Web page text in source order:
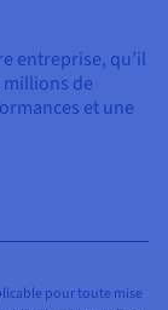
entreprise, qu’il
millions de
et une
pour toute mise